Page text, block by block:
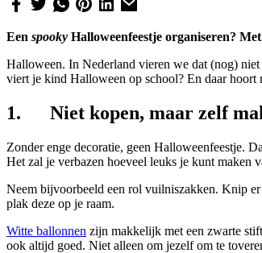
Een spooky Halloweenfeestje organiseren?
Halloween. In Nederland vieren we dat (nog)
viert je kind Halloween op school? En daar hoort
1. Niet kopen, maar zelf
Zonder enge decoratie, geen Halloweenfeestje.
Het zal je verbazen hoeveel leuks je kunt maken
Neem bijvoorbeeld een rol vuilniszakken. Knip
plak deze op je raam.
Witte ballonnen zijn makkelijk met een zwarte
ook altijd goed. Niet alleen om jezelf om te